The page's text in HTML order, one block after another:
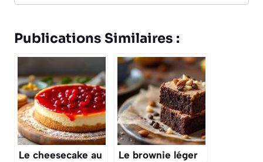
Publications Similaires :
Le cheesecake au
Le brownie léger